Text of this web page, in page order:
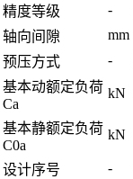
精度等级
-
轴向间隙
mm
预压方式
-
基本动额定负荷
Ca
kN
基本静额定负荷
C0a
kN
设计序号 -